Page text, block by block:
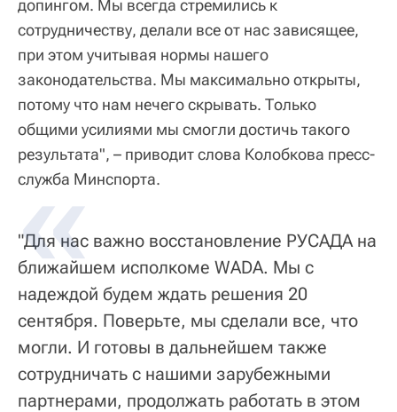
допингом. Мы всегда стремились к
сотрудничеству, делали все от нас зависящее,
при этом учитывая нормы нашего
законодательства. Мы максимально открыты,
потому что нам нечего скрывать. Только
общими усилиями мы смогли достичь такого
результата", – приводит слова Колобкова пресс-
служба Минспорта.
"Для нас важно восстановление РУСАДА на
ближайшем исполкоме WADA. Мы с
надеждой будем ждать решения 20
сентября. Поверьте, мы сделали все, что
могли. И готовы в дальнейшем также
сотрудничать с нашими зарубежными
партнерами, продолжать работать в этом